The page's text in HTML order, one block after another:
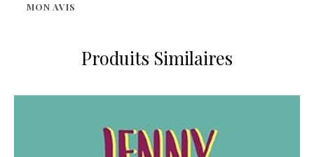
MON AVIS
Produits Similaires